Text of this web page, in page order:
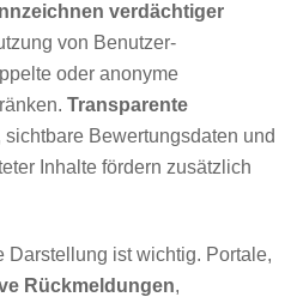
verdächtiger
von Benutzer-
oder anonyme
Transparente
sichtbare Bewertungsdaten und
Inhalte fördern zusätzlich
Darstellung ist wichtig. Portale,
Rückmeldungen,